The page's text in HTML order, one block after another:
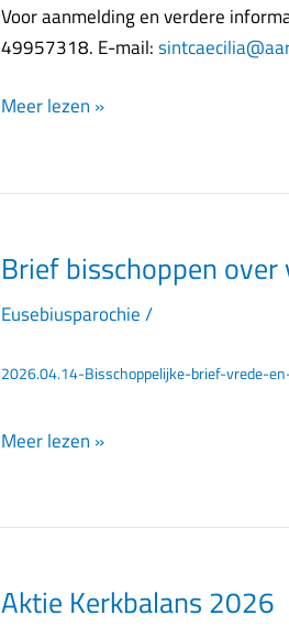
Voor aanmelding en verdere
49957318. E-mail:
Meer lezen »
Brief bisschoppen
Eusebiusparochie/
2026.04.14-Bisschoppelijke-brief-vrede-
Brief
over
en
Meer lezen »
Aktie Kerkbalans 2026
Aktie